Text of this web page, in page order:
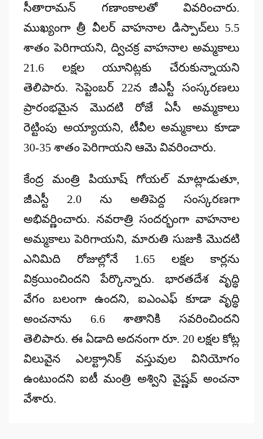
సీతారామన్ గణాంకాలతో వివరించారు.
ముఖ్యంగా త్రీ వీలర్ వాహనాల డిస్పాచ్‌లు 5.5
శాతంపెరిగాయని, ద్విచక్ర వాహనాల అమ్మకాలు
21.6 లక్షల యూనిట్లకు చేరుకున్నాయని
తెలిపారు. సెప్టెంబర్ 22న జీఎస్టీ సంస్కరణలు
ప్రారంభమైన మొదటి రోజే ఏసీ అమ్మకాలు
రెట్టింపు అయ్యాయని, టీవీల అమ్మకాలు కూడా
30-35 శాతంపెరిగాయని ఆమె వివరించారు.
కేంద్ర మంత్రి పియూష్ గోయల్ మాట్లాడుతూ,
జీఎస్టీ 2.0 నుఅతిపెద్ద సంస్కరణగా
అభివర్ణించారు. నవరాత్రి సందర్భంగా వాహనాల
అమ్మకాలు పెరిగాయని, మారుతి సుజుకి మొదటి
ఎనిమిది రోజుల్లోనే 1.65 లక్షల కార్లను
విక్రయించిందని పేర్కొన్నారు. భారతదేశ వృద్ధి
వేగం బలంగా ఉందని, ఐఎంఎఫ్ కూడా వృద్ధి
అంచనాను 6.6 శాతానికి సవరించిందని
తెలిపారు. ఈ ఏడాది అదనంగా రూ. 20 లక్షల కోట్ల
విలువైన ఎలక్ట్రానిక్ వస్తువుల వినియోగం
ఉంటుందని ఐటీ మంత్రి అశ్విని వైష్ణవ్అంచనా
వేశారు.